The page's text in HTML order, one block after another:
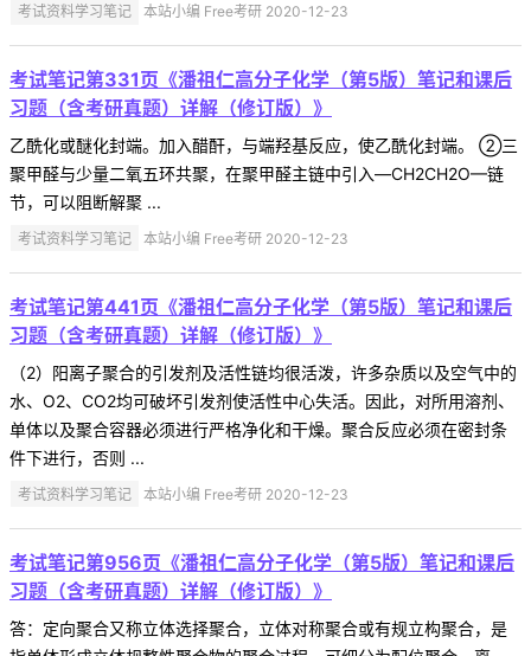
考试资料学习笔记 本站小编 Free考研 2020-12-23
考试笔记第331页《潘祖仁高分子化学（第5版）笔记和课后
习题（含考研真题）详解（修订版）》
乙酰化或醚化封端。加入醋酐，与端羟基反应，使乙酰化封端。 ②三
聚甲醛与少量二氧五环共聚，在聚甲醛主链中引入—CH2CH2O—链
节，可以阻断解聚 ...
考试资料学习笔记 本站小编 Free考研 2020-12-23
考试笔记第441页《潘祖仁高分子化学（第5版）笔记和课后
习题（含考研真题）详解（修订版）》
（2）阳离子聚合的引发剂及活性链均很活泼，许多杂质以及空气中的
水、O2、CO2均可破坏引发剂使活性中心失活。因此，对所用溶剂、
单体以及聚合容器必须进行严格净化和干燥。聚合反应必须在密封条
件下进行，否则 ...
考试资料学习笔记 本站小编 Free考研 2020-12-23
考试笔记第956页《潘祖仁高分子化学（第5版）笔记和课后
习题（含考研真题）详解（修订版）》
答：定向聚合又称立体选择聚合，立体对称聚合或有规立构聚合，是